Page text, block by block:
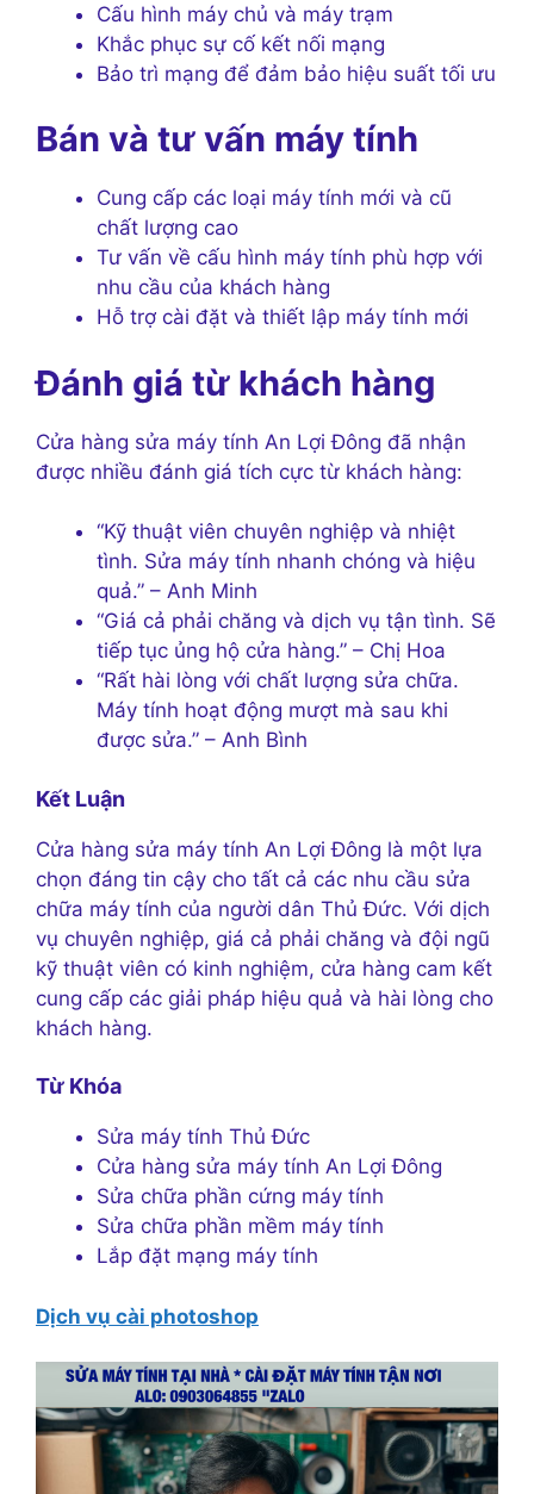
Cấu hình máy chủ và máy trạm
Khắc phục sự cố kết nối mạng
Bảo trì mạng để đảm bảo hiệu suất tối ưu
Bán và tư vấn máy tính
Cung cấp các loại máy tính mới và cũ
chất lượng cao
Tư vấn về cấu hình máy tính phù hợp với
nhu cầu của khách hàng
Hỗ trợ cài đặt và thiết lập máy tính mới
Đánh giá từ khách hàng
Cửa hàng sửa máy tính An Lợi Đông đã nhận
được nhiều đánh giá tích cực từ khách hàng:
“Kỹ thuật viên chuyên nghiệp và nhiệt
tình. Sửa máy tính nhanh chóng và hiệu
quả.” – Anh Minh
“Giá cả phải chăng và dịch vụ tận tình. Sẽ
tiếp tục ủng hộ cửa hàng.” – Chị Hoa
“Rất hài lòng với chất lượng sửa chữa.
Máy tính hoạt động mượt mà sau khi
được sửa.” – Anh Bình
Kết Luận
Cửa hàng sửa máy tính An Lợi Đông là một lựa
chọn đáng tin cậy cho tất cả các nhu cầu sửa
chữa máy tính của người dân Thủ Đức. Với dịch
vụ chuyên nghiệp, giá cả phải chăng và đội ngũ
kỹ thuật viên có kinh nghiệm, cửa hàng cam kết
cung cấp các giải pháp hiệu quả và hài lòng cho
khách hàng.
Từ Khóa
Sửa máy tính Thủ Đức
Cửa hàng sửa máy tính An Lợi Đông
Sửa chữa phần cứng máy tính
Sửa chữa phần mềm máy tính
Lắp đặt mạng máy tính
Dịch vụ cài photoshop